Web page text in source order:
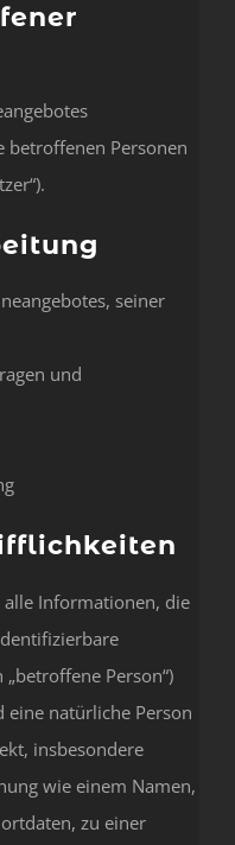
betroffenen Personen
seiner
und
alle Informationen, die
Person“)
natürliche Person
insbesondere
wie einem Namen,
zu einer